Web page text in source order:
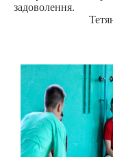
задоволення.